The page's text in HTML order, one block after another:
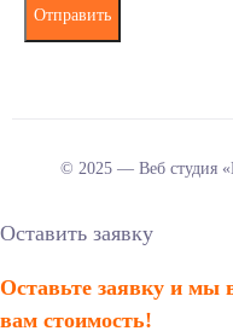
© 2025 — Веб студия
Оставить заявку
Оставьте заявку и мы
вам стоимость!